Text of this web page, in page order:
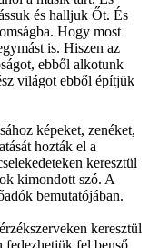
és halljuk Őt. És
Hogy most
is. Hiszen az
ebből alkotunk
világot ebből építjük
képeket, zenéket,
hozták el a
keresztül
kimondott szó. A
bemutatójában.
keresztül
fedezhetjük fel benső